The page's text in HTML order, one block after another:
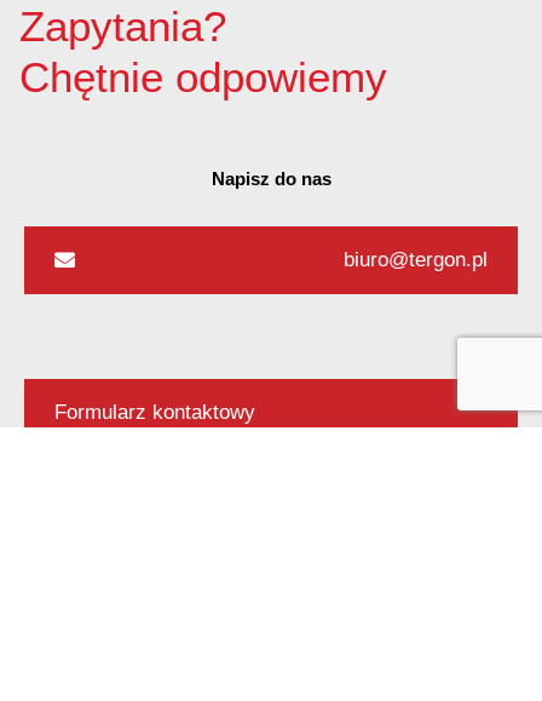
Zapytania?
Chętnie odpowiemy
Napisz do nas
biuro@tergon.pl
Formularz kontaktowy